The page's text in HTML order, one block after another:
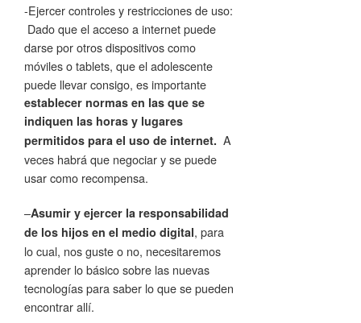
-Ejercer controles y restricciones de uso:
Dado que el acceso a internet puede
darse por otros dispositivos como
móviles o tablets, que el adolescente
puede llevar consigo, es importante
establecer normas en las que se
indiquen las horas y lugares
permitidos para el uso de internet. A
veces habrá que negociar y se puede
usar como recompensa.
–Asumir y ejercer la responsabilidad
de los hijos en el medio digital, para
lo cual, nos guste o no, necesitaremos
aprender lo básico sobre las nuevas
tecnologías para saber lo que se pueden
encontrar allí.